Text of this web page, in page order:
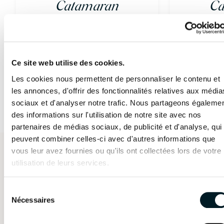
Ce site web utilise des cookies.
Les cookies nous permettent de personnaliser le contenu et
les annonces, d'offrir des fonctionnalités relatives aux
sociaux et d'analyser notre trafic. Nous partageons
des informations sur l'utilisation de notre site avec nos
partenaires de médias sociaux, de publicité et d'analyse, qui
peuvent combiner celles-ci avec d'autres informations que
vous leur avez fournies ou qu'ils ont collectées lors de votre
utilisation de leurs services.
Nécessaires
Catamaran
Plus d'informations
Configurateur 3D41
Non
Oui
Cuisine
Non
SURFACE HABITABLE ESPACE
COCKPIT AVANT / SUNPAD
8.7m²
Bain de soleil
Table
9.2m²